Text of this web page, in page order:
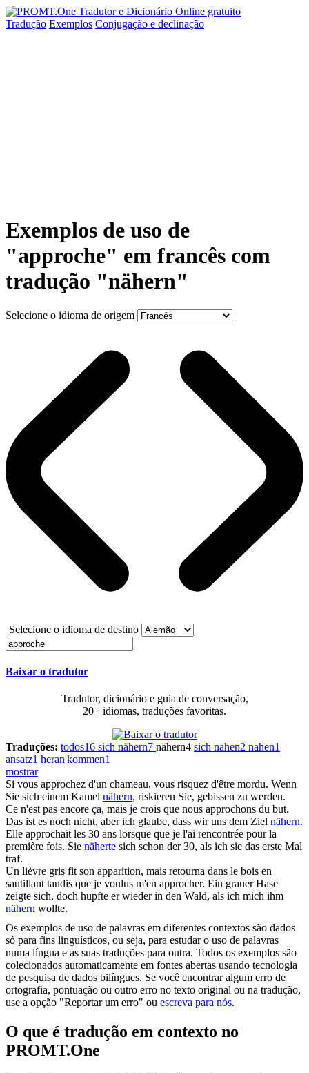
Tradução Exemplos Conjugação e declinação
Exemplos de uso de
"approche" em francês com
tradução "nähern"
Selecione o idioma de origem
Selecione o idioma de destino
Baixar o tradutor
Tradutor, dicionário e guia de conversação,
20+ idiomas, traduções favoritas.
Traduções: todos16 sich nähern7 nähern4 sich nahen2 nahen1
ansatz1 heran|kommen1
mostrar
Si vous approchez d'un chameau, vous risquez d'être mordu. Wenn
Sie sich einem Kamel nähern, riskieren Sie, gebissen zu werden.
Ce n'est pas encore ça, mais je crois que nous approchons du but.
Das ist es noch nicht, aber ich glaube, dass wir uns dem Ziel nähern.
Elle approchaitles 30 ans lorsque que je l'ai rencontrée pour la
première fois. Sie näherte sich schon der 30, als ich sie das erste Mal
traf.
Un lièvre gris fit son apparition, mais retourna dans le bois en
sautillant tandis que je voulus m'en approcher. Ein grauer Hase
zeigte sich, doch hüpfte er wieder in den Wald, als ich mich ihm
nähern wollte.
Os exemplos de uso de palavras em diferentes contextos são dados
só para fins linguísticos, ou seja, para estudar o uso de palavras
numa língua e as suas traduções para outra. Todos os exemplos são
colecionados automaticamente em fontes abertas usando tecnologia
de pesquisa de dados bilíngues. Se você encontrar algum erro de
ortografia, pontuação ou outro erro no texto original ou na tradução,
use a opção "Reportar um erro" ou escreva para nós.
O que é tradução em contexto no
PROMT.One